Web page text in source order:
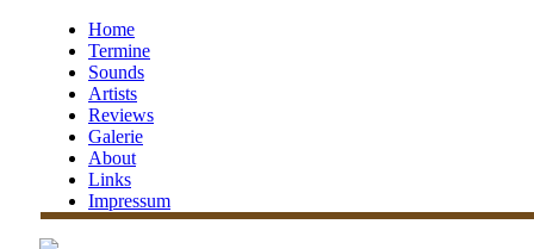
Home
Termine
Sounds
Artists
Reviews
Galerie
About
Links
Impressum